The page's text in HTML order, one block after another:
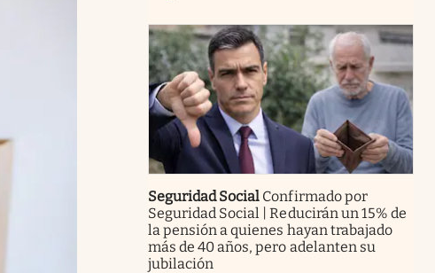
Seguridad Social Confirmado por
Seguridad Social | Reducirán un 15% de
la pensión a quienes hayan trabajado
más de 40 años, pero adelanten su
jubilación